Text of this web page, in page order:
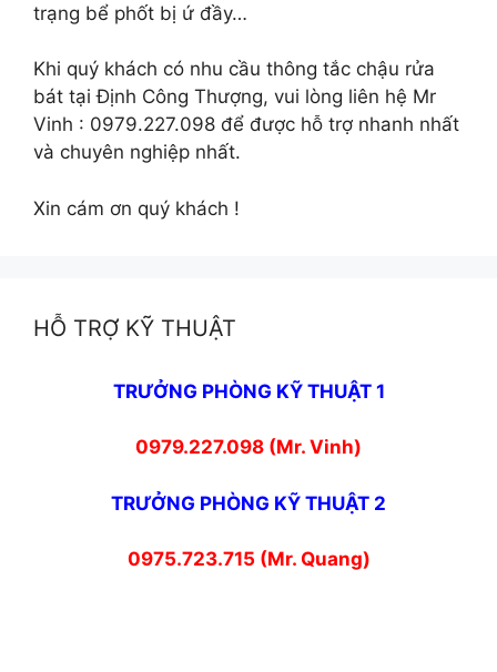
trạng bể phốt bị ứ đầy…
Khi quý khách có nhu cầu thông tắc chậu rửa
bát tại Định Công Thượng, vui lòng liên hệ Mr
Vinh : 0979.227.098 để được hỗ trợ nhanh nhất
và chuyên nghiệp nhất.
Xin cám ơn quý khách !
HỖ TRỢ KỸ THUẬT
TRƯỞNG PHÒNG KỸ THUẬT 1
0979.227.098 (Mr. Vinh)
TRƯỞNG PHÒNG KỸ THUẬT 2
0975.723.715 (Mr. Quang)